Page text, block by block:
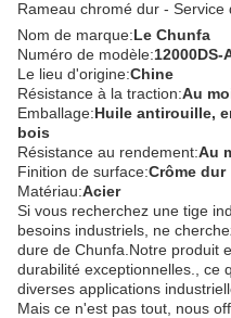
Rameau chromé dur - Service
Nom de marque:Le Chunfa
Numéro de modèle:12000DS-
Le lieu d'origine:Chine
Résistance à la traction:Au
Emballage:Huile antirouille,
bois
Résistance au rendement:Au
Finition de surface:Crôme dur
Matériau:Acier
Si vous recherchez une tige
besoins industriels, ne
dure de Chunfa.Notre produit
durabilité exceptionnelles., ce
diverses applications
Mais ce n'est pas tout, nous